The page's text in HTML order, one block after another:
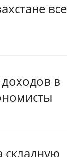
все
в
складную